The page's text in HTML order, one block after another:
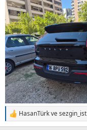
T
e
HasanTürkvesezgin_ist